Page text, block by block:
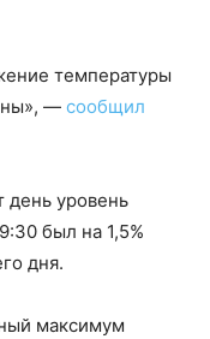
температуры
— сообщил
день уровень
был на 1,5%
дня.
максимум